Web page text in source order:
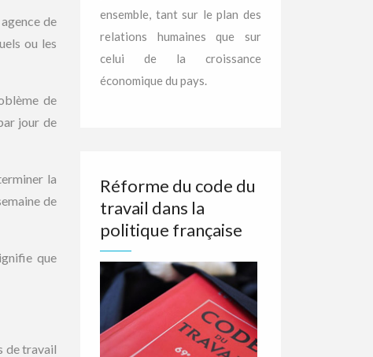
de
ou les
de
jour de
la
de
que
de travail
ensemble, tant sur le plan des
relations humaines que sur
celui de la croissance
économique du pays.
Réforme du code du
travail dans la
politique française